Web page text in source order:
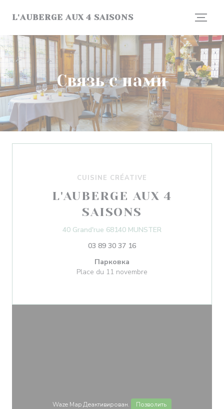
L'AUBERGE AUX 4 SAISONS
Связь с нами
CUISINE CRÉATIVE
L'AUBERGE AUX 4
SAISONS
40 Grand'rue 68140 MUNSTER((открывается в
03 89 30 37 16
Парковка
Place du 11 novembre
Waze Map Деактивирован. Позволить